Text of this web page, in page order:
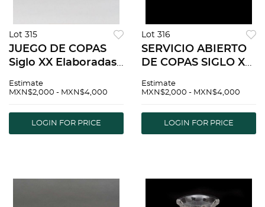
Lot 315
JUEGO DE COPAS
Siglo XX Elaboradas
oscuro y
relieve 20 cm altura
Detalles de
Estimate
MXN$2,000 - MXN$4,000
LOGIN FOR PRICE
Lot 316
SERVICIO ABIERTO
DE COPAS SIGLO XX
transparente
esmerilada 2
tamaÃƒÂ±os
Estimate
MXN$2,000 - MXN$4,000
LOGIN FOR PRICE